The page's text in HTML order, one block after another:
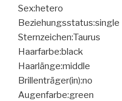
Sex:hetero
Beziehungsstatus:single
Sternzeichen:Taurus
Haarfarbe:black
Haarlänge:middle
Brillenträger(in):no
Augenfarbe:green